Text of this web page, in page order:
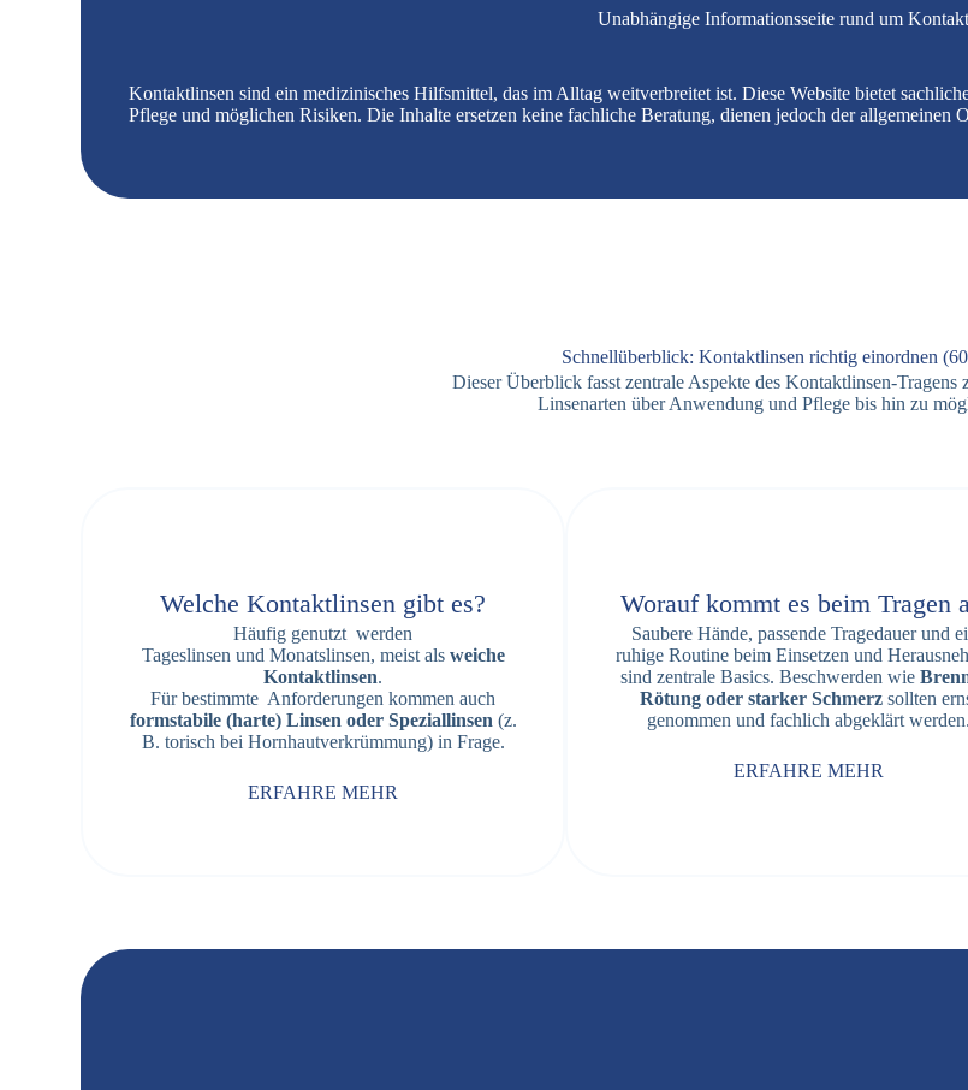
Unabhängige Informationsseite rund um
Kontaktlinsen sind ein medizinisches Hilfsmittel, das im Alltag weitverbreitet ist. Diese Website bietet
Pflege und möglichen Risiken. Die Inhalte ersetzen keine fachliche Beratung, dienen jedoch der allgemeinen
Schnellüberblick: Kontaktlinsen richtig einordnen
Dieser Überblick fasst zentrale Aspekte des Kontaktlinsen-Tragens
Linsenarten über Anwendung und Pflege bis hin zu
Welche Kontaktlinsen gibt es?
Häufig genutzt werden
Tageslinsen und Monatslinsen, meist als weiche
Kontaktlinsen.
Für bestimmte Anforderungen kommen auch
formstabile (harte) Linsen oder Speziallinsen (z.
B. torisch bei Hornhautverkrümmung) in Frage.
ERFAHRE MEHR
Worauf kommt es beim Tragen
Saubere Hände, passende Tragedauer und
ruhige Routine beim Einsetzen und
sind zentrale Basics. Beschwerden wie
Rötung oder starker Schmerzsollten
genommen und fachlich abgeklärt werden.
ERFAHRE MEHR